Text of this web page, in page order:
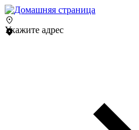
Укажите адрес